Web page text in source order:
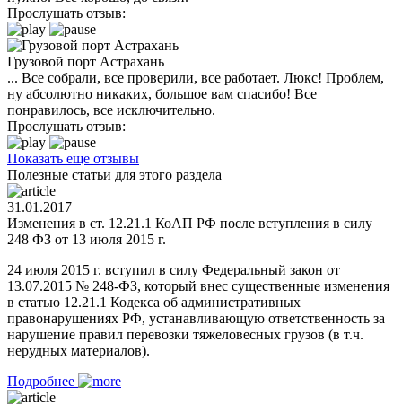
Прослушать отзыв:
Грузовой порт Астрахань
... Все собрали, все проверили, все работает. Люкс! Проблем,
ну абсолютно никаких, большое вам спасибо! Все
понравилось, все исключительно.
Прослушать отзыв:
Показать еще отзывы
Полезные статьи для этого раздела
31.01.2017
Изменения в ст. 12.21.1 КоАП РФ после вступления в силу
248 ФЗ от 13 июля 2015 г.
24 июля 2015 г. вступил в силу Федеральный закон от
13.07.2015 № 248-ФЗ, который внес существенные изменения
в статью 12.21.1 Кодекса об административных
правонарушениях РФ, устанавливающую ответственность за
нарушение правил перевозки тяжеловесных грузов (в т.ч.
нерудных материалов).
Подробнее